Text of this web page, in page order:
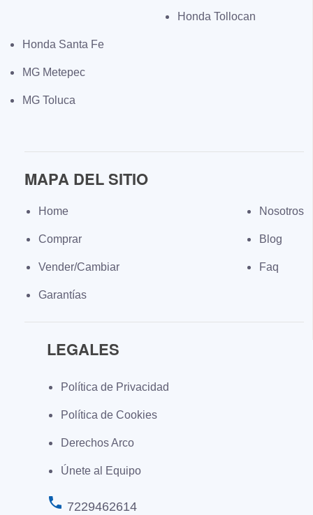
Honda Tollocan
Honda Santa Fe
MG Metepec
MG Toluca
MAPA DEL SITIO
Home
Comprar
Vender/Cambiar
Garantías
Nosotros
Blog
Faq
LEGALES
Política de Privacidad
Política de Cookies
Derechos Arco
Únete al Equipo
phone 7229462614